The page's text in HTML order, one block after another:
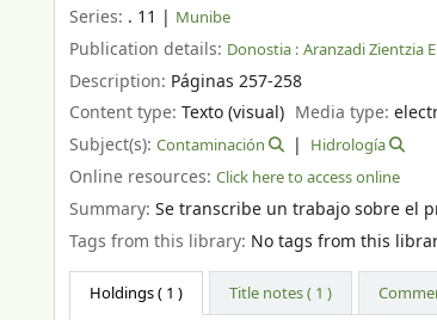
Series: . 11 | Munibe
Publication details: Donostia : Aranzadi Zientzia
Description: Páginas 257-258
Content type: Texto (visual) Media type:
Subject(s): Contaminación Hidrología
Online resources: Click here to access online
Summary: Se transcribe un trabajo sobre el
Tags from this library: No tags from this
Holdings( 1 ) Title notes ( 1 )